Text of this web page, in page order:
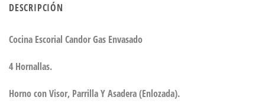
DESCRIPCIÓN
Cocina Escorial Candor Gas Envasado
4 Hornallas.
Horno con Visor, Parrilla Y Asadera (Enlozada).